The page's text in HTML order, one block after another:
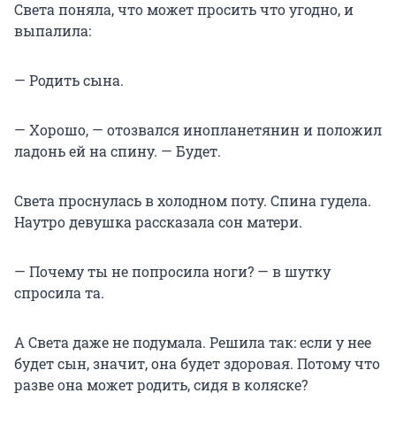
Света поняла, что может просить что угодно, и
выпалила:
— Родить сына.
— Хорошо, — отозвался инопланетянин и положил
ладонь ей на спину. — Будет.
Света проснулась в холодном поту. Спина гудела.
Наутро девушка рассказала сон матери.
— Почему ты не попросила ноги? — в шутку
спросила та.
А Света даже не подумала. Решила так: если у нее
будет сын, значит, она будет здоровая. Потому что
разве она может родить, сидя в коляске?